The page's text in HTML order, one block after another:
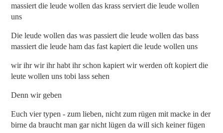
massiert die leude wollen das krass serviert die leude wollen
uns
Die leude wollen das was passiert die leude wollen das bass
massiert die leude ham das fast kapiert die leude wollen uns
wir ihr wir ihr habt ihr schon kapiert wir werden oft kopiert die
leute wollen uns tobi lass sehen
Denn wir geben
Euch vier typen - zum lieben, nicht zum rügen mit macke in der
birne da braucht man gar nicht lügen da will sich keiner fügen